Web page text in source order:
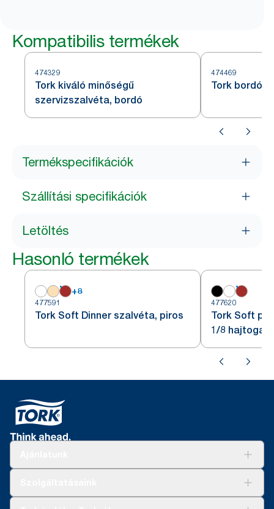
Kompatibilis termékek
474329
Tork kiváló minőségű
szervizszalvéta, bordó
474469
Tork bordó
Termékspecifikációk
Szállítási specifikációk
Letöltés
Hasonló termékek
+8
477591
Tork Soft Dinner szalvéta, piros
477620
Tork Soft
1/8